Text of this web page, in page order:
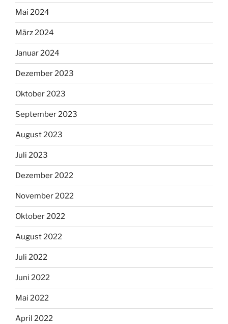
Mai 2024
März 2024
Januar 2024
Dezember 2023
Oktober 2023
September 2023
August 2023
Juli 2023
Dezember 2022
November 2022
Oktober 2022
August 2022
Juli 2022
Juni 2022
Mai 2022
April 2022